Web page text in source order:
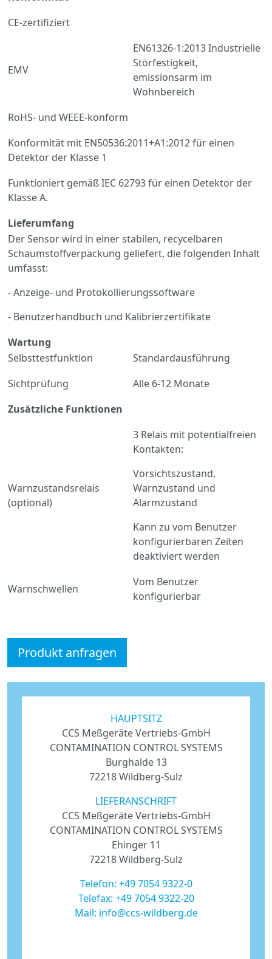
CE-zertifiziert
EMV
EN61326-1:2013 Industrielle
Störfestigkeit,
emissionsarm im
Wohnbereich
RoHS- und WEEE-konform
Konformität mit EN50536:2011+A1:2012 für einen
Detektor der Klasse 1
Funktioniert gemäß IEC 62793 für einen Detektor der
Klasse A.
Lieferumfang
Der Sensor wird in einer stabilen, recycelbaren
Schaumstoffverpackung geliefert, die folgenden Inhalt
umfasst:
- Anzeige- und Protokollierungssoftware
- Benutzerhandbuch und Kalibrierzertifikate
Wartung
Selbsttestfunktion
Standardausführung
Sichtprüfung
Alle 6-12 Monate
Zusätzliche Funktionen
Warnzustandsrelais
(optional)
3 Relais mit potentialfreien
Kontakten:
Vorsichtszustand,
Warnzustand und
Alarmzustand
Kann zu vom Benutzer
konfigurierbaren Zeiten
deaktiviert werden
Warnschwellen
Vom Benutzer
konfigurierbar
Produkt anfragen
HAUPTSITZ
CCS Meßgeräte Vertriebs-GmbH
CONTAMINATION CONTROL SYSTEMS
Burghalde 13
72218 Wildberg-Sulz
LIEFERANSCHRIFT
CCS Meßgeräte Vertriebs-GmbH
CONTAMINATION CONTROL SYSTEMS
Ehinger 11
72218 Wildberg-Sulz
Telefon: +49 7054 9322-0
Telefax: +49 7054 9322-20
Mail: info@ccs-wildberg.de